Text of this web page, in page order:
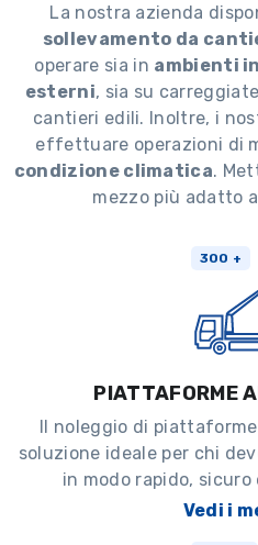
La nostra azienda
sollevamento da
operare sia in ambienti
esterni, sia su
cantieri edili. Inoltre, i
effettuare operazioni di
condizione climatica.
mezzo più adatto
300 +
PIATTAFORME
Il noleggio di
soluzione ideale per chi
in modo rapido,
Vedi i